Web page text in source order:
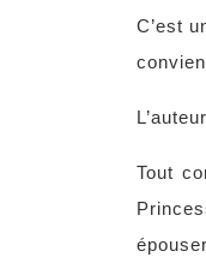
C’est
Tout